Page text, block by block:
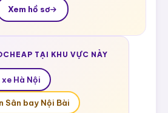
Xem hồ sơ
TẠI KHU VỰC NÀY
Hà Nội
Sân bay Nội Bài